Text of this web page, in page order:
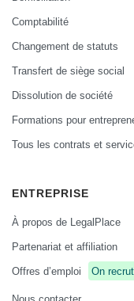
Comptabilité
Changement de statuts
Transfert de siège social
Dissolution de société
Formations pour
Tous les contrats et
ENTREPRISE
À propos de LegalPlace
Partenariat et affiliation
Offres d’emploi
On
Nous contacter